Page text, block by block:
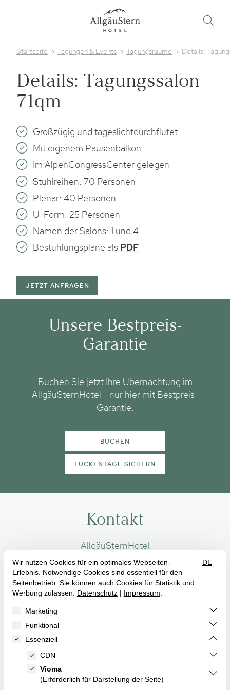
Startseite Tagungen & Events Tagungsräume Details:
Details: Tagungssalon
71qm
Großzügig und tageslichtdurchflutet
Mit eigenem Pausenbalkon
Im AlpenCongressCenter gelegen
Stuhlreihen: 70 Personen
Plenar: 40 Personen
U-Form: 25 Personen
Namen der Salons: 1 und 4
Bestuhlungspläne als PDF
JETZT ANFRAGEN
Unsere Bestpreis-
Garantie
Buchen Sie jetzt Ihre Übernachtung im
AllgäuSternHotel - nur hier mit Bestpreis-
Garantie.
BUCHEN
LÜCKENTAGE SICHERN
Kontakt
AllgäuSternHotel
Buchfinkenweg 2
87527 Sonthofen
+49 8321 279-0
info@allgaeustern.de
AGB